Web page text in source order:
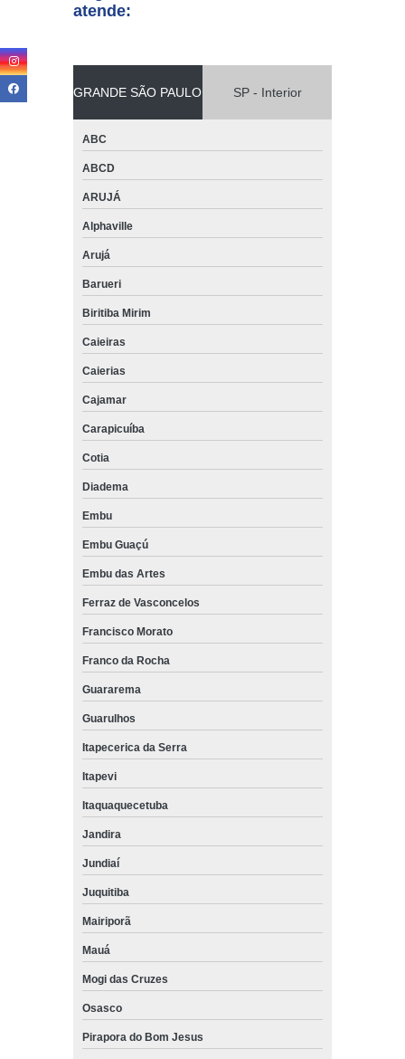
atende:
GRANDE SÃO PAULO SP - Interior
ABC
ABCD
ARUJÁ
Alphaville
Arujá
Barueri
Biritiba Mirim
Caieiras
Caierias
Cajamar
Carapicuíba
Cotia
Diadema
Embu
Embu Guaçú
Embu das Artes
Ferraz de Vasconcelos
Francisco Morato
Franco da Rocha
Guararema
Guarulhos
Itapecerica da Serra
Itapevi
Itaquaquecetuba
Jandira
Jundiaí
Juquitiba
Mairiporã
Mauá
Mogi das Cruzes
Osasco
Pirapora do Bom Jesus